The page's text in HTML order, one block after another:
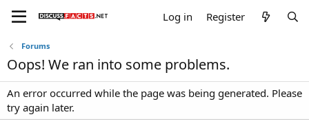
Log in Register
Forums
Oops! We ran into some problems.
An error occurred while the page was being generated. Please
try again later.